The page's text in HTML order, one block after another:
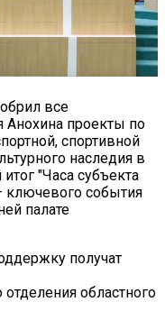
все
проекты по
спортивной
наследия в
"Часа субъекта
ключевого события
палате
получат
отделения областного